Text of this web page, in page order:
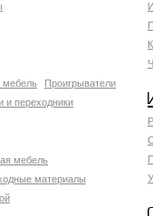
мебель
Проигрыватели
и переходники
мебель
материалы